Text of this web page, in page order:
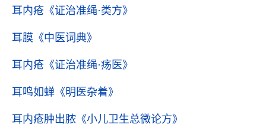
耳内疮 《证治准绳·类方》
耳膜 《中医词典》
耳内疮 《证治准绳·疡医》
耳鸣如蝉 《明医杂着》
耳内疮肿出脓 《小儿卫生总微论方》